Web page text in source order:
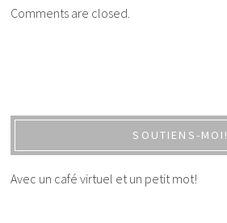
Comments are closed.
SOUTIENS-MOI!
Avec un café virtuel et un petit mot!